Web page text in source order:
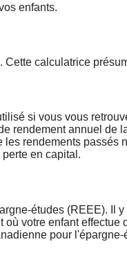
enfants.
calculatrice
si vous vous
rendement annuel de
rendements
en capital.
études (REEE). Il
votre enfant
pour